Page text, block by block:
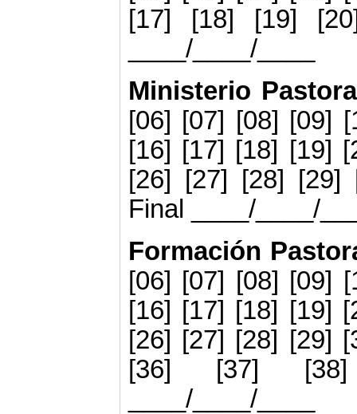
[17] [18] [19]
____/____/____
Ministerio
[06] [07] [08] [09]
[16] [17] [18] [19]
[26] [27] [28] [29]
Final ____/____/
Formación
[06] [07] [08] [09]
[16] [17] [18] [19]
[26] [27] [28] [29]
[36] [37]
____/____/____